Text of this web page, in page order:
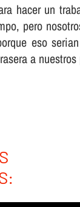
hacer un
pero
eso
a